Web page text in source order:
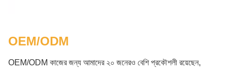
OEM/ODM
OEM/ODM কাজের জন্য আমাদের ২০ জনেরও বেশি প্রকৌশলী রয়েছেন,